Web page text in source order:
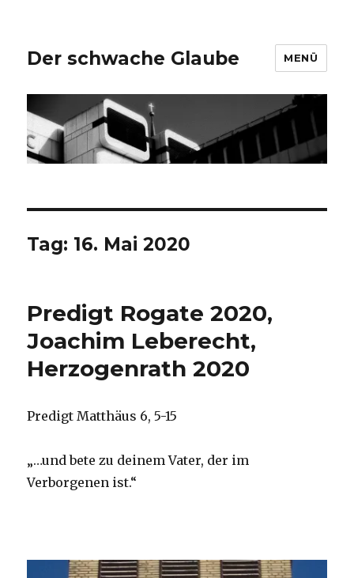
Der schwache Glaube MENÜ
Tag: 16. Mai 2020
Predigt Rogate 2020,
Joachim Leberecht,
Herzogenrath 2020
Predigt Matthäus 6, 5-15
„…und bete zu deinem Vater, der im
Verborgenen ist.“